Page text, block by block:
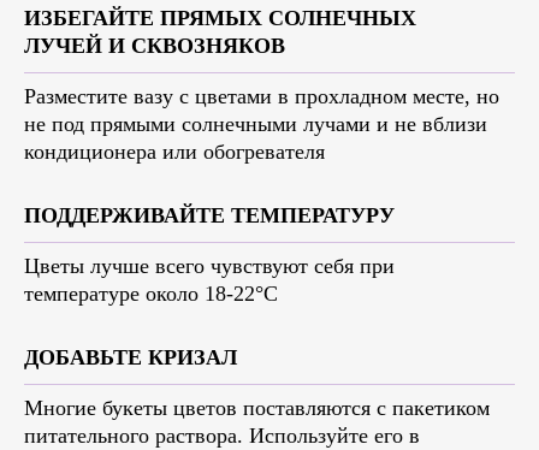
ИЗБЕГАЙТЕ ПРЯМЫХ СОЛНЕЧНЫХ
ЛУЧЕЙ И СКВОЗНЯКОВ
Разместите вазу с цветами в прохладном месте, но
не под прямыми солнечными лучами и не вблизи
кондиционера или обогревателя
ПОДДЕРЖИВАЙТЕ ТЕМПЕРАТУРУ
Цветы лучше всего чувствуют себя при
температуре около 18-22°C
ДОБАВЬТЕ КРИЗАЛ
Многие букеты цветов поставляются с пакетиком
питательного раствора. Используйте его в